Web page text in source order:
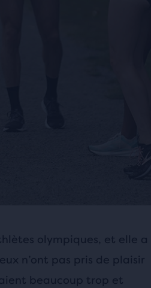
olympiques, et elle a
n’ont pas pris de plaisir
beaucoup trop et